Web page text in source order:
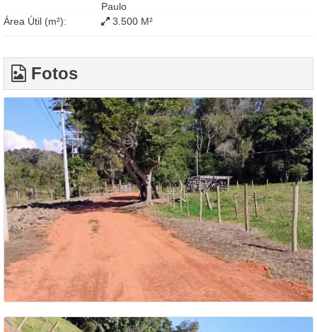
Paulo
Área Útil (m²):
3.500 M²
Fotos